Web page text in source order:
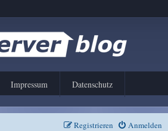
Impressum Datenschutz
Anmelden
Registrieren